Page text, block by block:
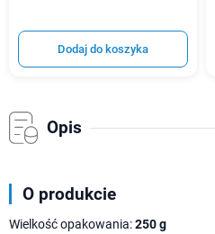
Dodaj do koszyka
Opis
O produkcie
Wielkość opakowania:250 g